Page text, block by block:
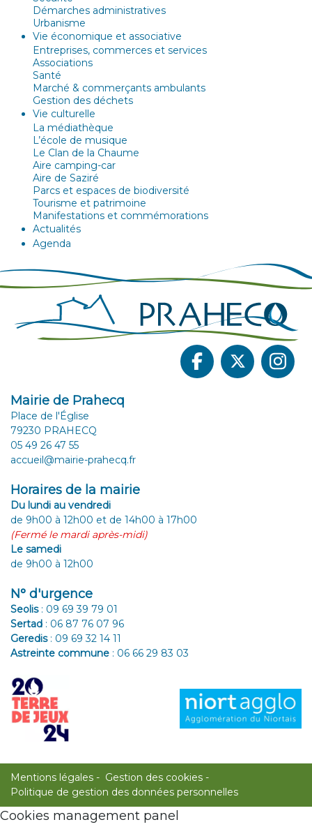
Démarches administratives
Urbanisme
Vie économique et associative
Entreprises, commerces et services
Associations
Santé
Marché & commerçants ambulants
Gestion des déchets
Vie culturelle
La médiathèque
L’école de musique
Le Clan de la Chaume
Aire camping-car
Aire de Saziré
Parcs et espaces de biodiversité
Tourisme et patrimoine
Manifestations et commémorations
Actualités
Agenda
Mairie de Prahecq
Place de l'Église
79230 PRAHECQ
05 49 26 47 55
accueil@mairie-prahecq.fr
Horaires de la mairie
Du lundi au vendredi
de 9h00 à 12h00 et de 14h00 à 17h00
(Fermé le mardi après-midi)
Le samedi
de 9h00 à 12h00
N° d'urgence
Seolis: 09 69 39 79 01
Sertad : 06 87 76 07 96
Geredis: 09 69 32 14 11
Astreinte commune : 06 66 29 83 03
Mentions légales
Gestion des cookies
Politique de gestion des données personnelles
Cookies management panel